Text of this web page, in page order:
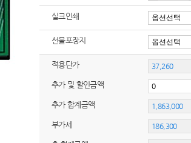
터리
올
감
소
실크인쇄
선물포장지
적용단가
추가 및 할인금액
추가 합계금액
부가세